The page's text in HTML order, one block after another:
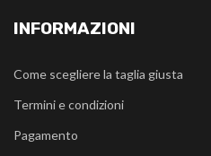
INFORMAZIONI
Come scegliere la taglia giusta
Termini e condizioni
Pagamento